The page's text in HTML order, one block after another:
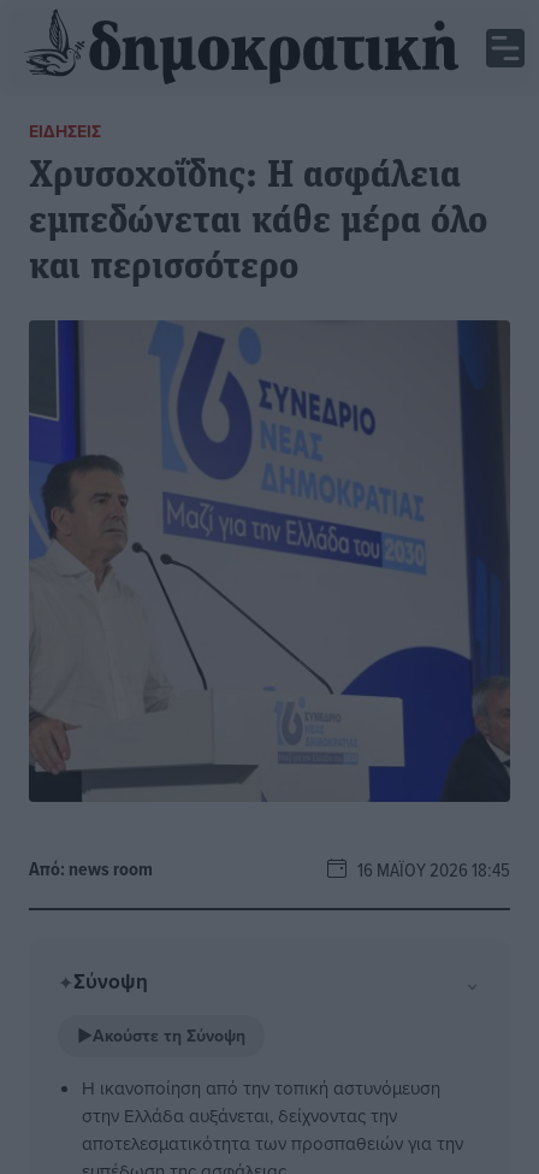
ΕΙΔΉΣΕΙΣ
Χρυσοχοΐδης: Η ασφάλεια
εμπεδώνεται κάθε μέρα όλο
και περισσότερο
Από: news room 16 ΜΑΪ́ΟΥ 2026 18:45
✦Σύνοψη ⌄
▶Ακούστε τη Σύνοψη
Η ικανοποίηση από την τοπική αστυνόμευση
στην Ελλάδα αυξάνεται, δείχνοντας την
αποτελεσματικότητα των προσπαθειών για την